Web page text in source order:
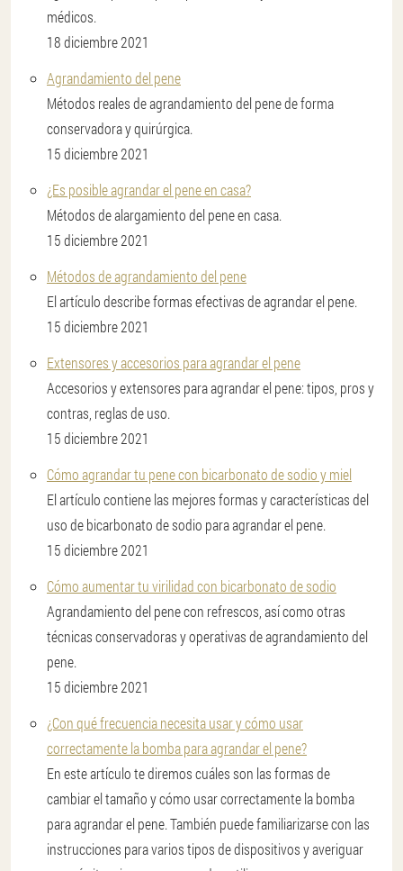
médicos.
18 diciembre 2021
Agrandamiento del pene
Métodos reales de agrandamiento del pene de forma
conservadora y quirúrgica.
15 diciembre 2021
¿Es posible agrandar el pene en casa?
Métodos de alargamiento del pene en casa.
15 diciembre 2021
Métodos de agrandamiento del pene
El artículo describe formas efectivas de agrandar el pene.
15 diciembre 2021
Extensores y accesorios para agrandar el pene
Accesorios y extensores para agrandar el pene: tipos, pros y
contras, reglas de uso.
15 diciembre 2021
Cómo agrandar tu pene con bicarbonato de sodio y miel
El artículo contiene las mejores formas y características del
uso de bicarbonato de sodio para agrandar el pene.
15 diciembre 2021
Cómo aumentar tu virilidad con bicarbonato de sodio
Agrandamiento del pene con refrescos, así como otras
técnicas conservadoras y operativas de agrandamiento del
pene.
15 diciembre 2021
¿Con qué frecuencia necesita usar y cómo usar
correctamente la bomba para agrandar el pene?
En este artículo te diremos cuáles son las formas de
cambiar el tamaño y cómo usar correctamente la bomba
para agrandar el pene. También puede familiarizarse con las
instrucciones para varios tipos de dispositivos y averiguar